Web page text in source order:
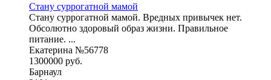
Стану суррогатной мамой
Стану суррогатной мамой. Вредных привычек нет.
Обсолютно здоровый образ жизни. Правильное
питание. ...
Екатерина №56778
1300000 руб.
Барнаул